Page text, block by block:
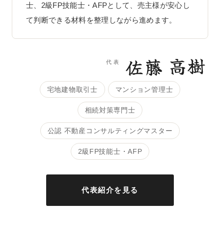
士、2級FP技能士・AFPとして、売主様が安心し
て判断できる材料を整理しながら進めます。
代表 佐藤 高樹
宅地建物取引士 マンション管理士
相続対策専門士
公認 不動産コンサルティングマスター
2級FP技能士・AFP
代表紹介を見る